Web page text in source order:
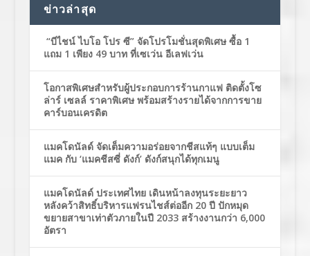
ข่าวล่าสุด
“บีไชน์ ไบโอ โปร ซี” จัดโปรโมชั่นสุดพิเศษ ซื้อ 1
แถม 1 เพียง 49 บาท ที่เซเว่น อีเลฟเว่น
โอกาสพิเศษสำหรับผู้ประกอบการร้านกาแฟ ติดตั้งโซ
ล่าร์ เซลล์ ราคาพิเศษ พร้อมสร้างรายได้จากการขาย
คาร์บอนเครดิต
แมคโดนัลด์ จัดเต็มความอร่อยจากชีสแท้ๆ แบบเต็ม
แมค กับ ‘แมคชีสซี่ ดังก์’ ดังก์สนุกได้ทุกเมนู
แมคโดนัลด์ ประเทศไทย เดินหน้าลงทุนระยะยาว
หลังคว้าสิทธิ์บริหารแฟรนไชส์ต่ออีก 20 ปี ปักหมุด
ขยายสาขาเท่าตัวภายในปี 2033 สร้างงานกว่า 6,000
อัตรา